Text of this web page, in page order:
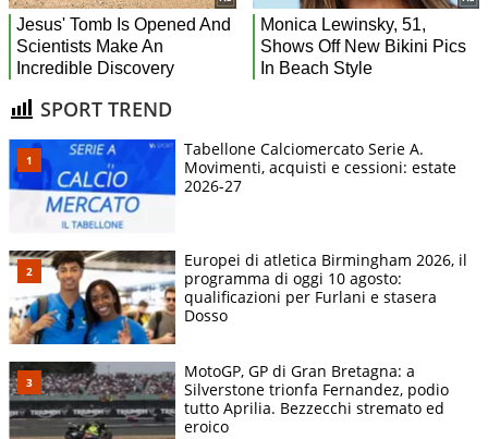
SPORT TREND
Tabellone Calciomercato Serie A.
Movimenti, acquisti e cessioni: estate
2026-27
Europei di atletica Birmingham 2026, il
programma di oggi 10 agosto:
qualificazioni per Furlani e stasera
Dosso
MotoGP, GP di Gran Bretagna: a
Silverstone trionfa Fernandez, podio
tutto Aprilia. Bezzecchi stremato ed
eroico